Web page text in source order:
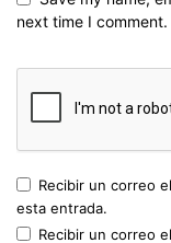
next time I comment.
Recibir un correo
esta entrada.
Recibir un correo